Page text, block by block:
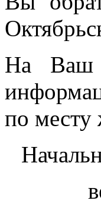
На Ваш
по месту